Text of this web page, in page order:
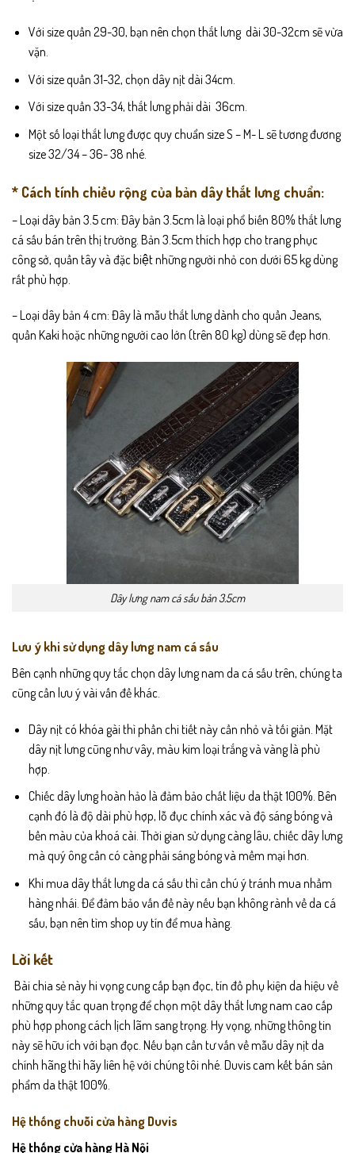
Với size quần 29-30, bạn nên chọn thắt lưng dài 30-32cm sẽ vừa
vặn.
Với size quần 31-32, chọn dây nịt dài 34cm.
Với size quần 33-34, thắt lưng phải dài 36cm.
Một số loại thắt lưng được quy chuẩn size S – M- L sẽ tương đương
size 32/34 – 36- 38 nhé.
* Cách tính chiều rộng của bản dây thắt lưng chuẩn:
– Loại dây bản 3.5 cm: Đây bản 3.5cm là loại phổ biến 80% thắt lưng
cá sấu bán trên thị trường. Bản 3.5cm thích hợp cho trang phục
công sở, quần tây và đặc biệt những người nhỏ con dưới 65 kg dùng
rất phù hợp.
– Loại dây bản 4 cm: Đây là mẫu thắt lưng dành cho quần Jeans,
quần Kaki hoặc những người cao lớn (trên 80 kg) dùng sẽ đẹp hơn.
Dây lưng nam cá sấu bản 3.5cm
Lưu ý khi sử dụng dây lưng nam cá sấu
Bên cạnh những quy tắc chọn dây lưng nam da cá sấu trên, chúng ta
cũng cần lưu ý vài vấn đề khác.
Dây nịt có khóa gài thì phần chi tiết này cần nhỏ và tối giản. Mặt
dây nịt lưng cũng như vây, màu kim loại trắng và vàng là phù
hợp.
Chiếc dây lưng hoàn hảo là đảm bảo chất liệu da thật 100%. Bên
cạnh đó là độ dài phù hợp, lỗ đục chính xác và độ sáng bóng và
bền màu của khoá cài. Thời gian sử dụng càng lâu, chiếc dây lưng
mà quý ông cần có càng phải sáng bóng và mềm mại hơn.
Khi mua dây thắt lưng da cá sấu thì cần chú ý tránh mua nhầm
hàng nhái. Để đảm bảo vấn đề này nếu bạn không rành về da cá
sấu, bạn nên tìm shop uy tín để mua hàng.
Lời kết
Bài chia sẻ này hi vọng cung cấp bạn đọc, tín đồ phụ kiện da hiệu về
những quy tắc quan trọng để chọn một dây thắt lưng nam cao cấp
phù hợp phong cách lịch lãm sang trọng. Hy vọng, những thông tin
này sẽ hữu ích với bạn đọc. Nếu bạn cần tư vấn vềmẫu dây nịt da
chính hãng thì hãy liên hệ với chúng tôi nhé. Duviscam kết bán sản
phẩm da thật 100%.
Hệ thống chuỗi cửa hàng Duvis
Hệ thống cửa hàng Hà Nội